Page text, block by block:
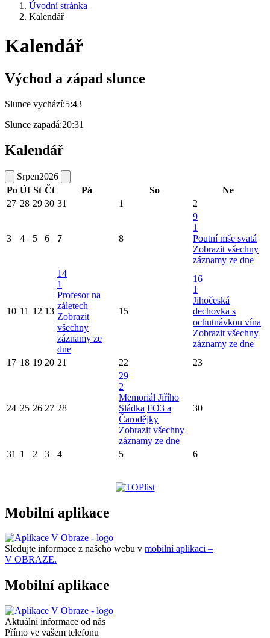
Úvodní stránka
Kalendář
Kalendář
Východ a západ slunce
Slunce vychází:5:43
Slunce zapadá:20:31
Kalendář
Srpen2026
Po Út St Čt Pá So
Ne
27 28 29 30 31 1 2
3 4 5 6 7 8
9
1
Poutní mše svatá
Zobrazit všechny
záznamy ze dne
10 11 12 13
14
1
Profesor na
záletech
Zobrazit
všechny
záznamy ze
dne
15
16
1
Jihočeská
dechovka s
ochutnávkou vína
Zobrazit všechny
záznamy ze dne
17 18 19 20 21 22 23
24 25 26 27 28
29
2
Memoriál Jiřího
Sládka FO3 a
Čarodějky
Zobrazit všechny
záznamy ze dne
30
31 1 2 3 4 5 6
Mobilní aplikace
Sledujte informace z našeho webu v mobilní aplikaci –
V OBRAZE.
Mobilní aplikace
Aktuální informace od nás
Přímo ve vašem telefonu